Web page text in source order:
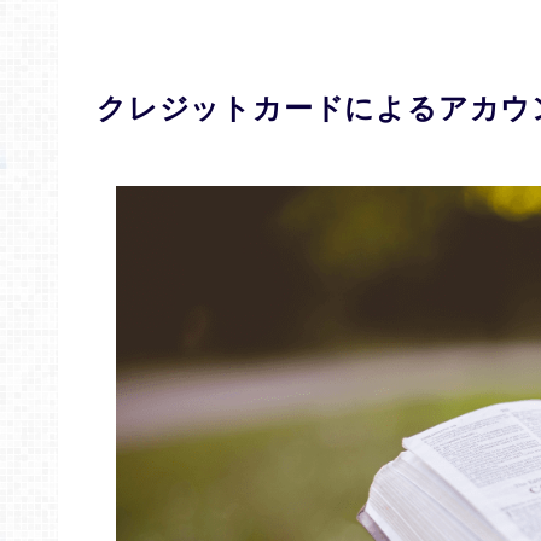
クレジットカードによるアカウ